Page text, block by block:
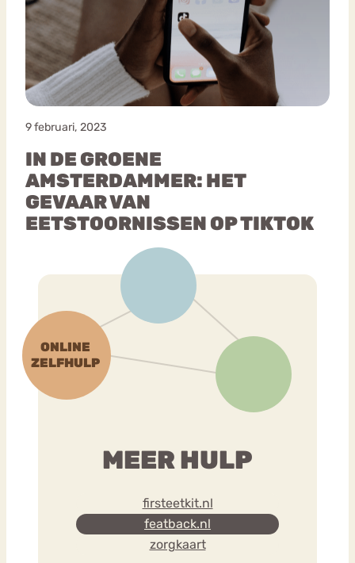
9 februari, 2023
IN DE GROENE
AMSTERDAMMER: HET
GEVAAR VAN
EETSTOORNISSEN OP TIKTOK
MEER HULP
firsteetkit.nl
featback.nl
zorgkaart
Chat
Forum
Bouli
mia
Nervo
sa
Eetstoornis Anorexia Nervosa
Orthorexia
Afvallen